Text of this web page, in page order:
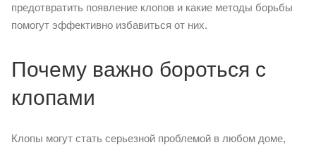
предотвратить появление клопов и какие методы борьбы
помогут эффективно избавиться от них.
Почему важно бороться с
клопами
Клопы могут стать серьезной проблемой в любом доме,